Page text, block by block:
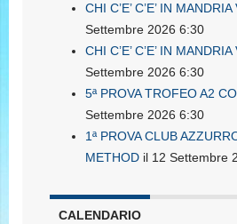
CHI C’E’ C’E’ IN
Settembre 2026 6:30
CHI C’E’ C’E’ IN
Settembre 2026 6:30
5ª PROVA TROFEO A2
Settembre 2026 6:30
1ª PROVA CLUB
METHOD il 12 Settembre
CALENDARIO